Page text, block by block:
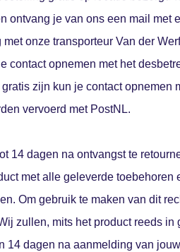
ontvang je van ons een mail met
onze transporteur Van der
contact opnemen met het
zijn kun je contact opnemen
vervoerd met PostNL.
14 dagen na ontvangst te
met alle geleverde
Om gebruik te maken van dit
zullen, mits het product reeds
14 dagen na aanmelding van